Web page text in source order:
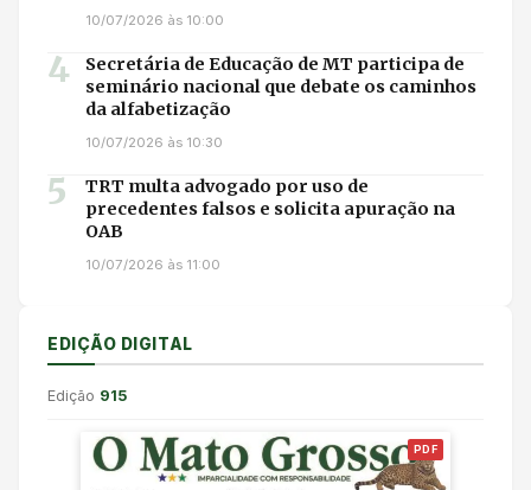
10/07/2026 às 10:00
4
Secretária de Educação de MT participa de
seminário nacional que debate os caminhos
da alfabetização
10/07/2026 às 10:30
5
TRT multa advogado por uso de
precedentes falsos e solicita apuração na
OAB
10/07/2026 às 11:00
EDIÇÃO DIGITAL
Edição 915
PDF